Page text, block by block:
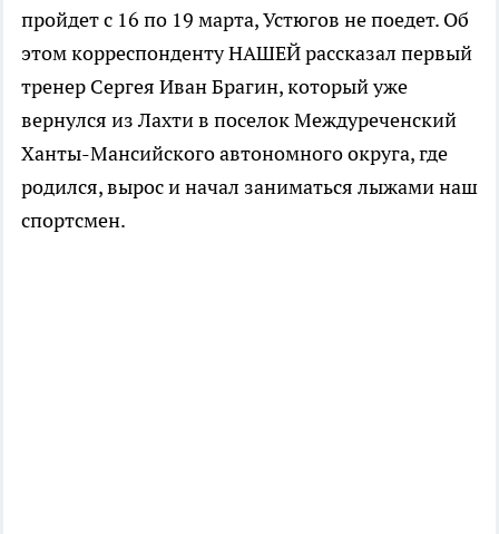
пройдет с 16 по 19 марта, Устюгов не поедет. Об
этом корреспонденту НАШЕЙ рассказал первый
тренер Сергея Иван Брагин, который уже
вернулся из Лахти в поселок Междуреченский
Ханты-Мансийского автономного округа, где
родился, вырос и начал заниматься лыжами наш
спортсмен.